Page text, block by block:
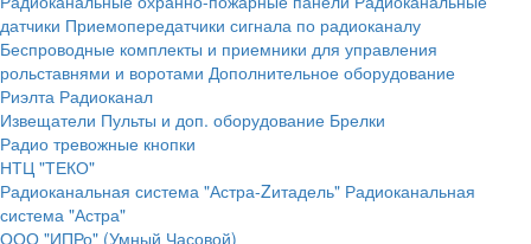
датчики Приемопередатчики сигнала по радиоканалу
Беспроводные комплекты и приемники для управления
рольставнями и воротами Дополнительное оборудование
Риэлта Радиоканал
Извещатели Пульты и доп. оборудование Брелки
Радио тревожные кнопки
НТЦ "ТЕКО"
Радиоканальная система "Астра-Zитадель" Радиоканальная
система "Астра"
ООО "ИПРо" (Умный Часовой)